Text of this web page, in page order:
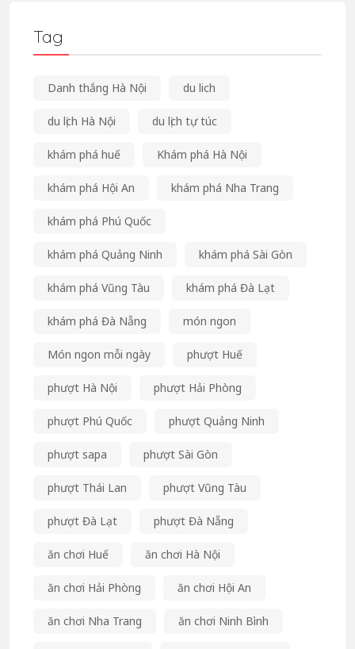
Tag
Danh thắng Hà Nội du lich
du lịch Hà Nội du lịch tự túc
khám phá huế Khám phá Hà Nội
khám phá Hội An khám phá Nha Trang
khám phá Phú Quốc
khám phá Quảng Ninh khám phá Sài Gòn
khám phá Vũng Tàu khám phá Đà Lạt
khám phá Đà Nẵng món ngon
Món ngon mỗi ngày phượt Huế
phượt Hà Nội phượt Hải Phòng
phượt Phú Quốc phượt Quảng Ninh
phượt sapa phượt Sài Gòn
phượt Thái Lan phượt Vũng Tàu
phượt Đà Lạt phượt Đà Nẵng
ăn chơi Huế ăn chơi Hà Nội
ăn chơi Hải Phòng ăn chơi Hội An
ăn chơi Nha Trang ăn chơi Ninh Bình